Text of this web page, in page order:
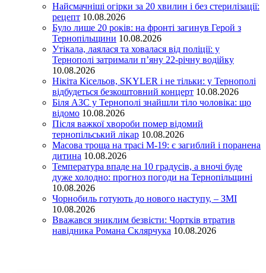
Найсмачніші огірки за 20 хвилин і без стерилізації:
рецепт 10.08.2026
Було лише 20 років: на фронті загинув Герой з
Тернопільщини 10.08.2026
Утікала, лаялася та ховалася від поліції: у
Тернополі затримали п’яну 22-річну водійку
10.08.2026
Нікіта Кісельов, SKYLER і не тільки: у Тернополі
відбудеться безкоштовний концерт 10.08.2026
Біля АЗС у Тернополі знайшли тіло чоловіка: що
відомо 10.08.2026
Після важкої хвороби помер відомий
тернопільський лікар 10.08.2026
Масова троща на трасі М-19: є загиблий і поранена
дитина 10.08.2026
Температура впаде на 10 градусів, а вночі буде
дуже холодно: прогноз погоди на Тернопільщині
10.08.2026
Чорнобиль готують до нового наступу, – ЗМІ
10.08.2026
Вважався зниклим безвісти: Чортків втратив
навідника Романа Склярчука 10.08.2026